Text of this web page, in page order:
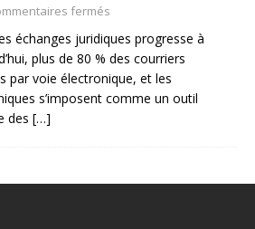
fermés
échanges juridiques progresse à
plus de 80 % des courriers
par voie électronique, et les
s’imposent comme un outil
des […]